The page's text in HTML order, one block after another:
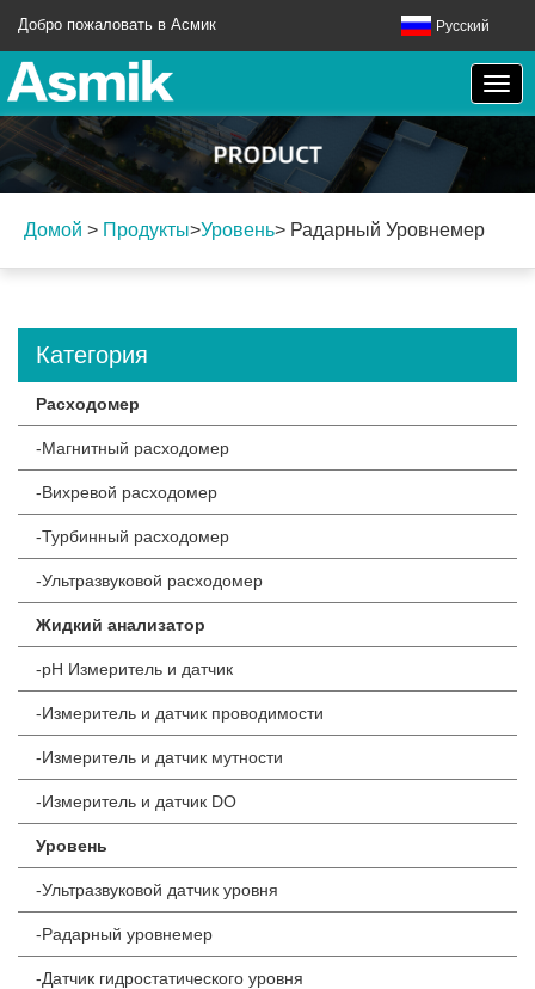
Добро пожаловать в Асмик Русский
Домой > Продукты>Уровень> Радарный Уровнемер
Категория
Расходомер
-Магнитный расходомер
-Вихревой расходомер
-Турбинный расходомер
-Ультразвуковой расходомер
Жидкий анализатор
-pH Измеритель и датчик
-Измеритель и датчик проводимости
-Измеритель и датчик мутности
-Измеритель и датчик DO
Уровень
-Ультразвуковой датчик уровня
-Радарный уровнемер
-Датчик гидростатического уровня